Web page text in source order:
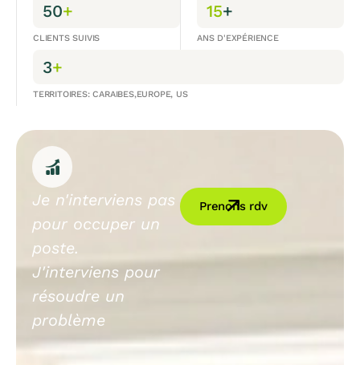
50+
CLIENTS SUIVIS
15+
ANS D'EXPÉRIENCE
3+
TERRITOIRES: CARAIBES,EUROPE, US
Je n'interviens pas
pour occuper un
poste.
J'interviens pour
résoudre un
problème
Prenons rdv